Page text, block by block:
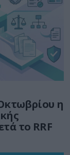
η
το RRF